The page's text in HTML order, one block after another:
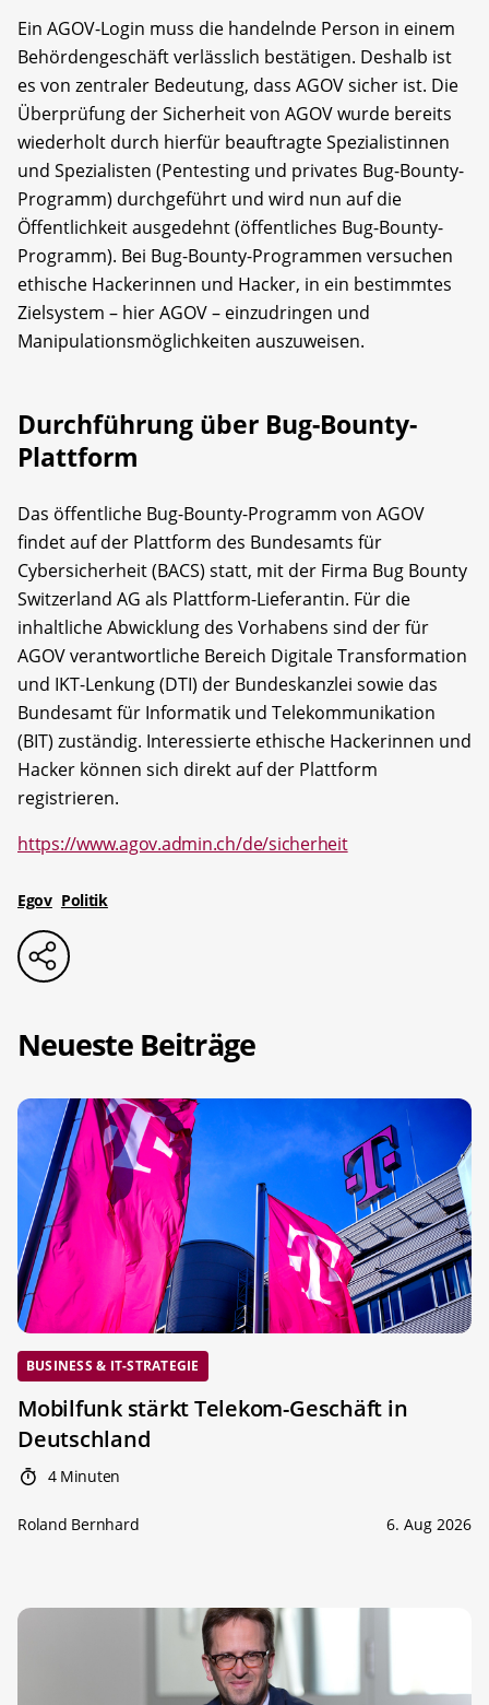
Ein AGOV-Login muss die handelnde Person in einem
Behördengeschäft verlässlich bestätigen. Deshalb ist
es von zentraler Bedeutung, dass AGOV sicher ist. Die
Überprüfung der Sicherheit von AGOV wurde bereits
wiederholt durch hierfür beauftragte Spezialistinnen
und Spezialisten (Pentesting und privates Bug-Bounty-
Programm) durchgeführt und wird nun auf die
Öffentlichkeit ausgedehnt (öffentliches Bug-Bounty-
Programm). Bei Bug-Bounty-Programmen versuchen
ethische Hackerinnen und Hacker, in ein bestimmtes
Zielsystem – hier AGOV – einzudringen und
Manipulationsmöglichkeiten auszuweisen.
Durchführung über Bug-Bounty-
Plattform
Das öffentliche Bug-Bounty-Programm von AGOV
findet auf der Plattform des Bundesamts für
Cybersicherheit (BACS) statt, mit der Firma Bug Bounty
Switzerland AG als Plattform-Lieferantin. Für die
inhaltliche Abwicklung des Vorhabens sind der für
AGOV verantwortliche Bereich Digitale Transformation
und IKT-Lenkung (DTI) der Bundeskanzlei sowie das
Bundesamt für Informatik und Telekommunikation
(BIT) zuständig. Interessierte ethische Hackerinnen und
Hacker können sich direkt auf der Plattform
registrieren.
https://www.agov.admin.ch/de/sicherheit
Egov Politik
Neueste Beiträge
BUSINESS & IT-STRATEGIE
Mobilfunk stärkt Telekom-Geschäft in
Deutschland
4 Minuten
Roland Bernhard 6. Aug 2026